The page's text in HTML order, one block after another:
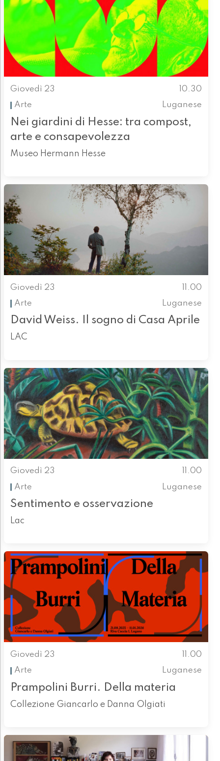
Giovedì 23
10.30
Arte
Luganese
Nei giardini di Hesse: tra compost,
arte e consapevolezza
Museo Hermann Hesse
Giovedì 23
11.00
Arte
Luganese
David Weiss. Il sogno di Casa Aprile
LAC
Giovedì 23
11.00
Arte
Luganese
Sentimento e osservazione
Lac
Giovedì 23
11.00
Arte
Luganese
Prampolini Burri. Della materia
Collezione Giancarlo e Danna Olgiati